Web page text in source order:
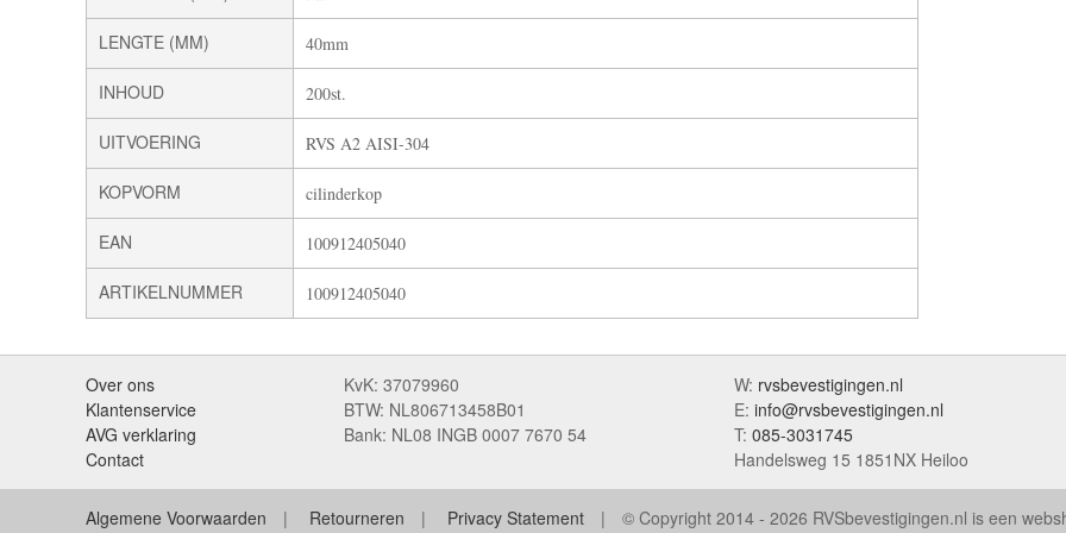
LENGTE (MM) 40mm
INHOUD 200st.
UITVOERING RVS A2 AISI-304
KOPVORM cilinderkop
EAN 100912405040
ARTIKELNUMMER 100912405040
Over ons
Klantenservice
AVG verklaring
Contact
KvK: 37079960
BTW: NL806713458B01
Bank: NL08 INGB 0007 7670 54
W: rvsbevestigingen.nl
E: info@rvsbevestigingen.nl
T: 085-3031745
Handelsweg 15 1851NX Heiloo
Algemene Voorwaarden Retourneren Privacy Statement © Copyright 2014 - 2026 RVSbevestigingen.nl is een